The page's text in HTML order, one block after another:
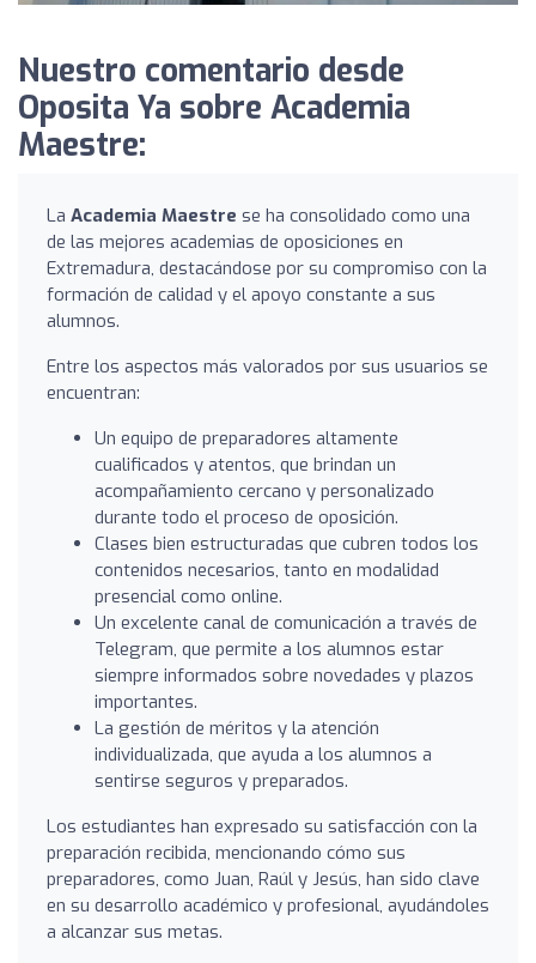
Nuestro comentario desde
Oposita Ya sobre Academia
Maestre:
La Academia Maestre se ha consolidado como una
de las mejores academias de oposiciones en
Extremadura, destacándose por su compromiso con la
formación de calidad y el apoyo constante a sus
alumnos.
Entre los aspectos más valorados por sus usuarios se
encuentran:
Un equipo de preparadores altamente
cualificados y atentos, que brindan un
acompañamiento cercano y personalizado
durante todo el proceso de oposición.
Clases bien estructuradas que cubren todos los
contenidos necesarios, tanto en modalidad
presencial como online.
Un excelente canal de comunicación a través de
Telegram, que permite a los alumnos estar
siempre informados sobre novedades y plazos
importantes.
La gestión de méritos y la atención
individualizada, que ayuda a los alumnos a
sentirse seguros y preparados.
Los estudiantes han expresado su satisfacción con la
preparación recibida, mencionando cómo sus
preparadores, como Juan, Raúl y Jesús, han sido clave
en su desarrollo académico y profesional, ayudándoles
a alcanzar sus metas.